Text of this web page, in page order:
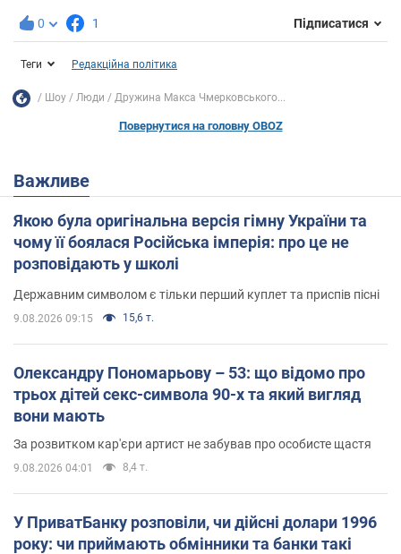
0 1 Підписатися
Теги Редакційна політика
Шоу Люди Дружина Макса Чмерковського...
Повернутися на головну OBOZ
Важливе
Якою була оригінальна версія гімну України та
чому її боялася Російська імперія: про це не
розповідають у школі
Державним символом є тільки перший куплет та приспів пісні
9.08.2026 09:15 15,6 т.
Олександру Пономарьову – 53: що відомо про
трьох дітей секс-символа 90-х та який вигляд
вони мають
За розвитком кар'єри артист не забував про особисте щастя
9.08.2026 04:01 8,4 т.
У ПриватБанку розповіли, чи дійсні долари 1996
року: чи приймають обмінники та банки такі